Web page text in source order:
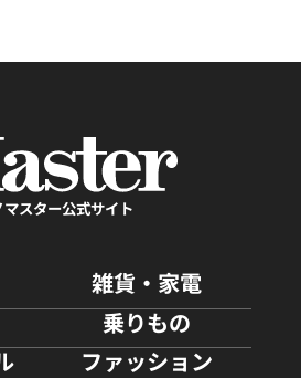
マスター公式サイト
雑貨・家電
乗りもの
ファッション